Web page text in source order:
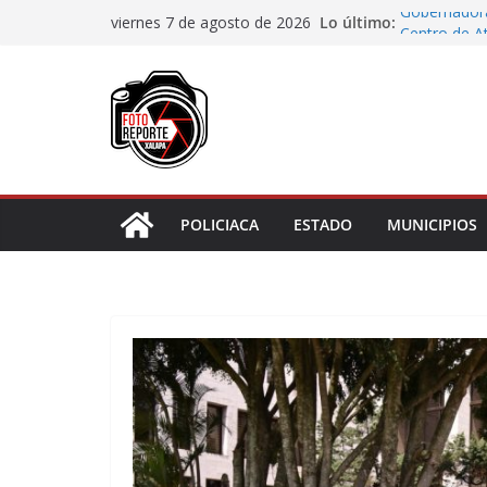
viernes 7 de agosto de 2026 Lo último:
Rocío
POLICIACA ESTADO MUNICIPIOS